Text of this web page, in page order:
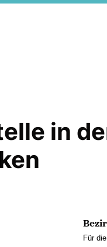
in
Für